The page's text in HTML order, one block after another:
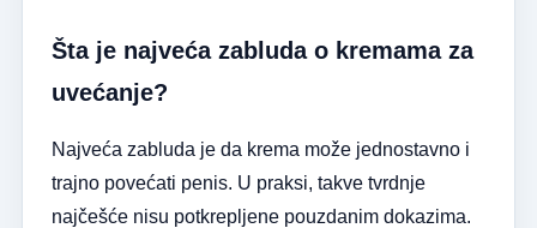
Šta je najveća zabluda o kremama za
uvećanje?
Najveća zabluda je da krema može jednostavno i
trajno povećati penis. U praksi, takve tvrdnje
najčešće nisu potkrepljene pouzdanim dokazima.